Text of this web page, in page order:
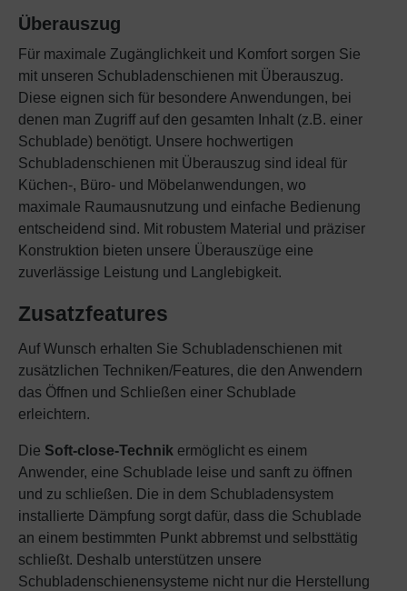
Überauszug
Für maximale Zugänglichkeit und Komfort sorgen Sie
mit unseren Schubladenschienen mit Überauszug.
Diese eignen sich für besondere Anwendungen, bei
denen man Zugriff auf den gesamten Inhalt (z.B. einer
Schublade) benötigt. Unsere hochwertigen
Schubladenschienen mit Überauszug sind ideal für
Küchen-, Büro- und Möbelanwendungen, wo
maximale Raumausnutzung und einfache Bedienung
entscheidend sind. Mit robustem Material und präziser
Konstruktion bieten unsere Überauszüge eine
zuverlässige Leistung und Langlebigkeit.
Zusatzfeatures
Auf Wunsch erhalten Sie Schubladenschienen mit
zusätzlichen Techniken/Features, die den Anwendern
das Öffnen und Schließen einer Schublade
erleichtern.
Die Soft-close-Technik ermöglicht es einem
Anwender, eine Schublade leise und sanft zu öffnen
und zu schließen. Die in dem Schubladensystem
installierte Dämpfung sorgt dafür, dass die Schublade
an einem bestimmten Punkt abbremst und selbsttätig
schließt. Deshalb unterstützen unsere
Schubladenschienensysteme nicht nur die Herstellung